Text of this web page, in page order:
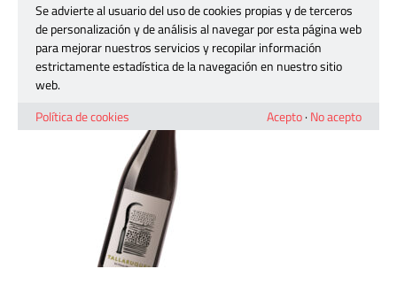
2602-tallaruques-det
16 febrero, 2026
Se advierte al usuario del uso de cookies propias y de terceros
de personalización y de análisis al navegar por esta página web
para mejorar nuestros servicios y recopilar información
estrictamente estadística de la navegación en nuestro sitio
web.
Política de cookies
Acepto· No acepto